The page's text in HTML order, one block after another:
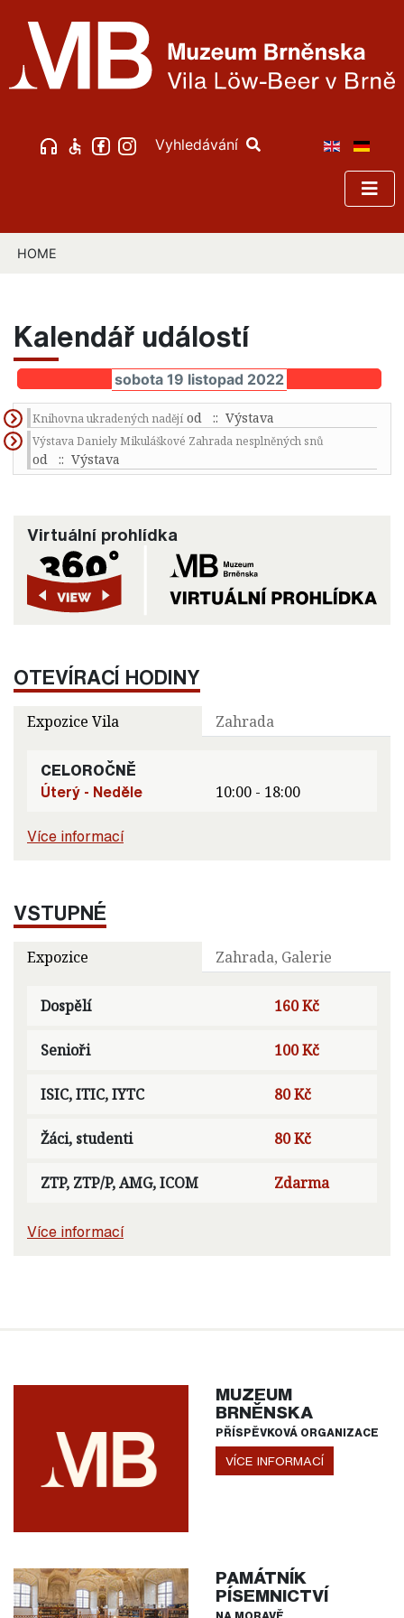
Vyhledávání
HOME
Kalendář událostí
sobota 19 listopad 2022
Knihovna ukradených nadějí od :: Výstava
Výstava Daniely Mikuláškové Zahrada nesplněných snů
od :: Výstava
Virtuální prohlídka
OTEVÍRACÍ HODINY
Expozice Vila Zahrada
CELOROČNĚ
Úterý - Neděle
10:00 - 18:00
Více informací
VSTUPNÉ
Expozice Zahrada, Galerie
Dospělí 160 Kč
Senioři 100 Kč
ISIC, ITIC, IYTC 80 Kč
Žáci, studenti 80 Kč
ZTP, ZTP/P, AMG, ICOM Zdarma
Více informací
MUZEUM
BRNĚNSKA
PŘÍSPĚVKOVÁ ORGANIZACE
VÍCE INFORMACÍ
PAMÁTNÍK
PÍSEMNICTVÍ